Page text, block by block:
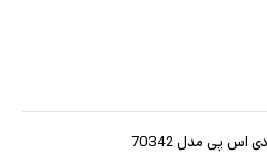
اس پی مدل 70342